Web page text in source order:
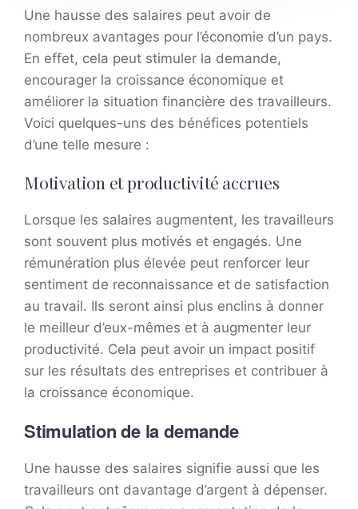
Une hausse des salaires peut avoir de
nombreux avantages pour l’économie d’un pays.
En effet, cela peut stimuler la demande,
encourager la croissance économique et
améliorer la situation financière des travailleurs.
Voici quelques-uns des bénéfices potentiels
d’une telle mesure :
Motivation et productivité accrues
Lorsque les salaires augmentent, les travailleurs
sont souvent plus motivés et engagés. Une
rémunération plus élevée peut renforcer leur
sentiment de reconnaissance et de satisfaction
au travail. Ils seront ainsi plus enclins à donner
le meilleur d’eux-mêmes et à augmenter leur
productivité. Cela peut avoir un impact positif
sur les résultats des entreprises et contribuer à
la croissance économique.
Stimulation de la demande
Une hausse des salaires signifie aussi que les
travailleurs ont davantage d’argent à dépenser.